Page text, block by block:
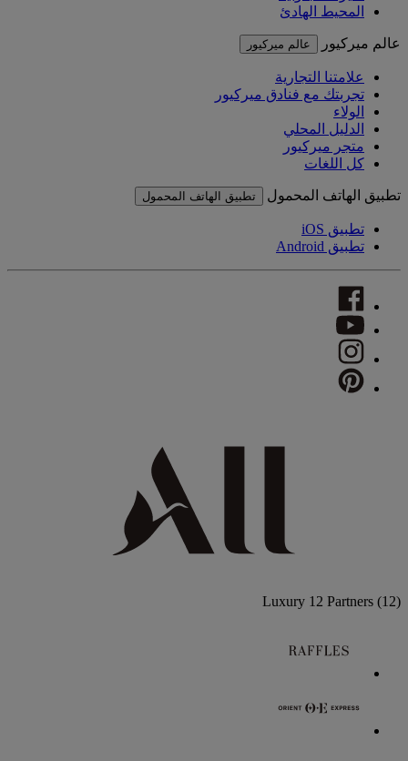
المحيط الهادئ
عالم ميركيور عالم ميركيور
علامتنا التجارية
تجربتك مع فنادق ميركيور
الولاء
الدليل المحلي
متجر ميركيور
كل اللغات
تطبيق الهاتف المحمول تطبيق الهاتف المحمول
تطبيق iOS
تطبيق Android
Luxury 12 Partners (12)